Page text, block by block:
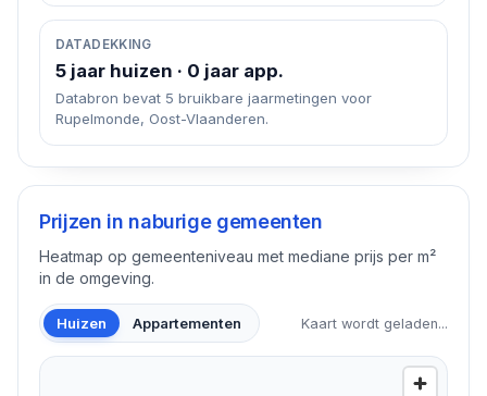
DATADEKKING
5 jaar huizen · 0 jaar app.
Databron bevat 5 bruikbare jaarmetingen voor
Rupelmonde, Oost-Vlaanderen.
Prijzen in naburige gemeenten
Heatmap op gemeenteniveau met mediane prijs per m²
in de omgeving.
Huizen Appartementen Kaart wordt geladen...